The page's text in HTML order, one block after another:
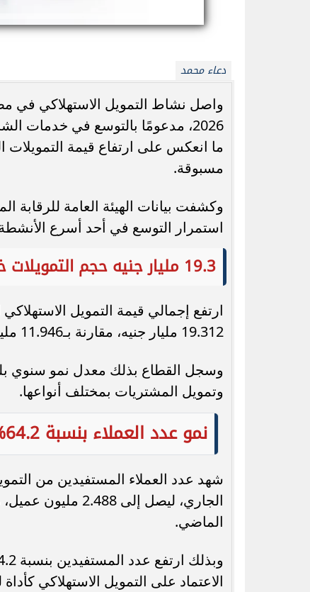
دعاء محمد
واصل نشاط التمويل الاستهلاكي في
2026، مدعومًا بالتوسع في خدمات
ما انعكس على ارتفاع قيمة التمويلات
مسبوقة.
وكشفت بيانات الهيئة العامة
استمرار التوسع في أحد أسرع
19.3 مليار جنيه حجم التمويلات خلال شهرين
19.312 مليار جنيه، مقارنة بـ11.946 مليار جنيه خلال الفترة نفسها من عام 2025.
وتمويل المشتريات بمختلف أنواعها.
نمو عدد العملاء بنسبة 64.2%
شهد عدد العملاء المستفيدين من
الماضي.
الاعتماد على التمويل الاستهلاكي
أحمد شيبة يشعل الساحل الشمالي بحفل جديد
داخل «مارسيليا بيتش» الأحد المقبل
رحلة قياسية.. 1980 كيلومترًا بخزان وقود...